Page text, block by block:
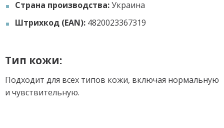
Страна производства:Украина
Штрихкод (EAN): 4820023367319
Тип кожи:
Подходит для всех типов кожи, включая нормальную
и чувствительную.